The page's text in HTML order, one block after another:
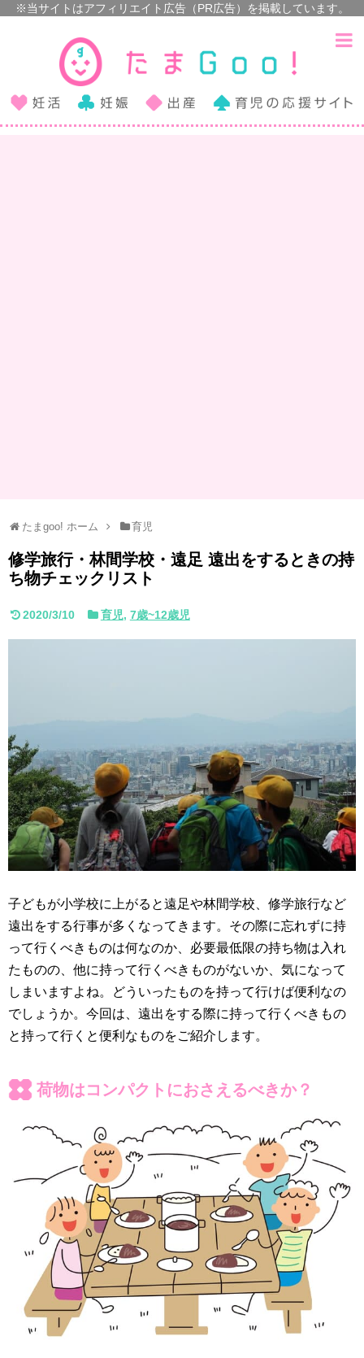
たまgoo! ホーム 育児
修学旅行・林間学校・遠足 遠出をするときの持
ち物チェックリスト
2020/3/10 育児, 7歳~12歳児
子どもが小学校に上がると遠足や林間学校、修学旅行など
遠出をする行事が多くなってきます。その際に忘れずに持
って行くべきものは何なのか、必要最低限の持ち物は入れ
たものの、他に持って行くべきものがないか、気になって
しまいますよね。どういったものを持って行けば便利なの
でしょうか。今回は、遠出をする際に持って行くべきもの
と持って行くと便利なものをご紹介します。
荷物はコンパクトにおさえるべきか？